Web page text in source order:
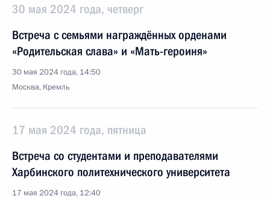
30 мая 2024 года, четверг
Встреча с семьями награждённых орденами
«Родительская слава» и «Мать-героиня»
30 мая 2024 года, 14:50
Москва, Кремль
17 мая 2024 года, пятница
Встреча со студентами и преподавателями
Харбинского политехнического университета
17 мая 2024 года, 12:40